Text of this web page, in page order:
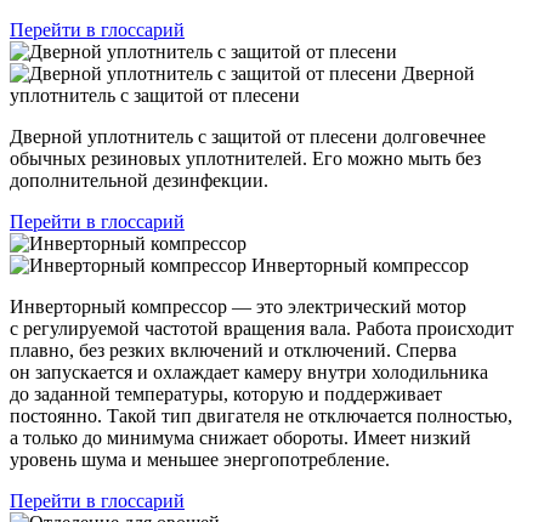
Перейти в глоссарий
Дверной
уплотнитель с защитой от плесени
Дверной уплотнитель с защитой от плесени долговечнее
обычных резиновых уплотнителей. Его можно мыть без
дополнительной дезинфекции.
Перейти в глоссарий
Инверторный компрессор
Инверторный компрессор — это электрический мотор
с регулируемой частотой вращения вала. Работа происходит
плавно, без резких включений и отключений. Сперва
он запускается и охлаждает камеру внутри холодильника
до заданной температуры, которую и поддерживает
постоянно. Такой тип двигателя не отключается полностью,
а только до минимума снижает обороты. Имеет низкий
уровень шума и меньшее энергопотребление.
Перейти в глоссарий